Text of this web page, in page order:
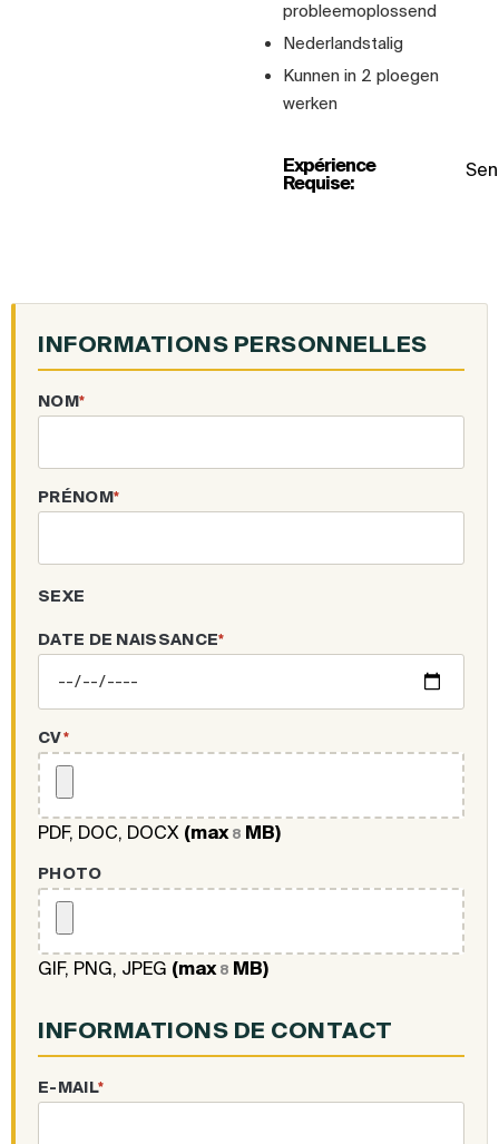
probleemoplossend
Nederlandstalig
Kunnen in 2 ploegen
werken
Expérience
Requise:
INFORMATIONS PERSONNELLES
NOM*
PRÉNOM*
SEXE
DATE DE NAISSANCE*
CV*
PDF, DOC, DOCX (max 8 MB)
PHOTO
GIF, PNG, JPEG (max 8 MB)
INFORMATIONS DE CONTACT
E-MAIL*